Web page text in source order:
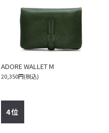
ADORE WALLET M
20,350円(税込)
4位